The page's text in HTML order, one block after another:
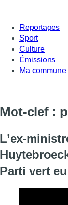
Reportages
Sport
Culture
Émissions
Ma commune
Mot-clef :
L’ex-
Parti vert